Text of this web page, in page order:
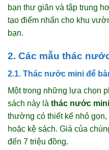
bạn thư giãn và tập trung
tạo điểm nhấn cho khu
bạn.
2. Các mẫu thác
2.1. Thác nước mini để
Một trong những lựa chọn
sách này là thác nước
thường có thiết kế nhỏ
hoặc kệ sách. Giá của
đến 7 triệu đồng.